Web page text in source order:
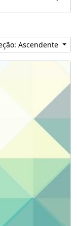
Ascendente